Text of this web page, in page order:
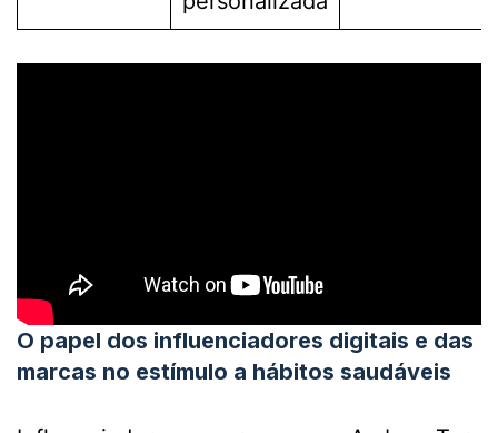
O papel dos influenciadores digitais e das
marcas no estímulo a hábitos saudáveis